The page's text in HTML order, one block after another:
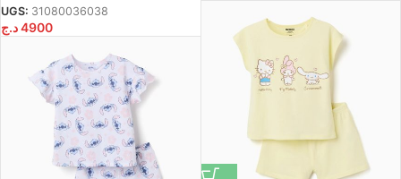
corail
UGS: 31080036038
4900د.ج